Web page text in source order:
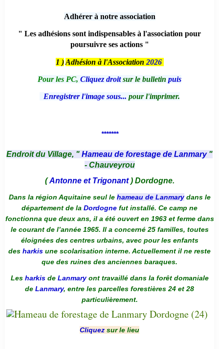
Adhérer à notre association
" Les adhésions sont indispensables à l'association pour
poursuivre ses actions "
1 ) Adhésion à l'Association 2026
Pour les PC, Cliquez droitsur le bulletin puis
Enregistrer l'image sous... pour l'imprimer.
*******
Endroit du Village, " Hameau de forestage de Lanmary "
- Chauveyrou
(Antonne et Trigonant) Dordogne.
Dans la région Aquitaine seul le hameau de Lanmarydans le
département de la Dordogne fut installé. Ce camp ne
fonctionna que deux ans, il a été ouvert en 1963 et ferme dans
le courant de l’année 1965. Il a concerné 25 familles, toutes
éloignées des centres urbains, avec pour les enfants
des harkis une scolarisation interne. Actuellement il ne reste
que des ruines des anciennes baraques.
Les harkis de Lanmaryont travaillé dans la forêt domaniale
de Lanmary, entre les parcelles forestières 24 et 28
particulièrement.
Cliquez sur le lieu